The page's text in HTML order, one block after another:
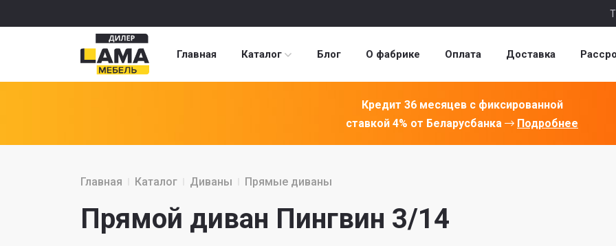
Главная Каталог Блог О фабрике Оплата Доставка
Кредит 36 месяцев с фиксированной
ставкой 4% от Беларусбанка
Подробнее
Главная Каталог Диваны Прямые диваны
Прямой диван Пингвин 3/14